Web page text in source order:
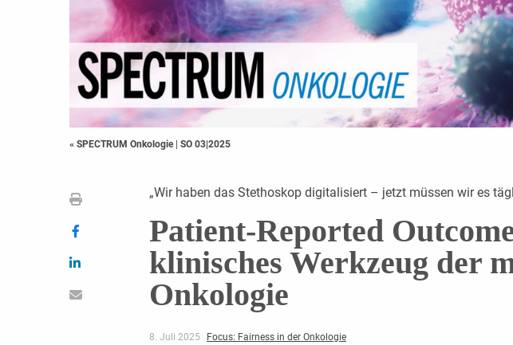
« SPECTRUM Onkologie | SO 03|2025
„Wir haben das Stethoskop digitalisiert – jetzt müssen wir es
Patient-Reported
klinisches Werkzeug der
Onkologie
8. Juli 2025 Focus: Fairness in der Onkologie